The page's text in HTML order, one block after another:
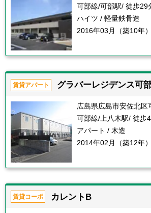
可部線/可部駅/ 徒歩29
ハイツ / 軽量鉄骨造
2016年03月（築10年）
賃貸アパート グラバーレジデンス可
広島県広島市安佐北区
可部線/上八木駅/ 徒歩
アパート / 木造
2014年02月（築12年）
賃貸コーポ カレントB